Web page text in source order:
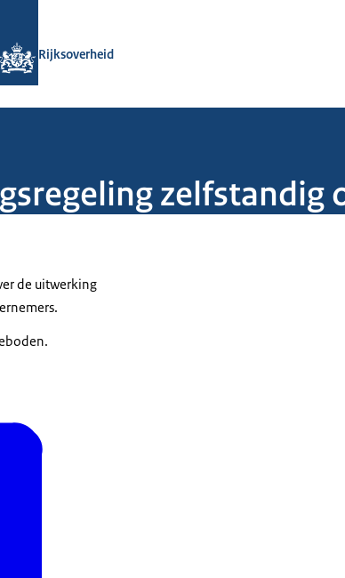
Rijksoverheid
zelfstandig
de uitwerking